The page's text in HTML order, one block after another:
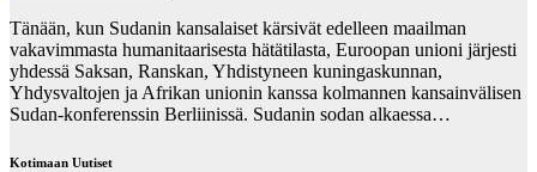
Tänään, kun Sudanin kansalaiset kärsivät edelleen maailman
vakavimmasta humanitaarisesta hätätilasta, Euroopan unioni järjesti
yhdessä Saksan, Ranskan, Yhdistyneen kuningaskunnan,
Yhdysvaltojen ja Afrikan unionin kanssa kolmannen kansainvälisen
Sudan-konferenssin Berliinissä. Sudanin sodan alkaessa…
Kotimaan Uutiset